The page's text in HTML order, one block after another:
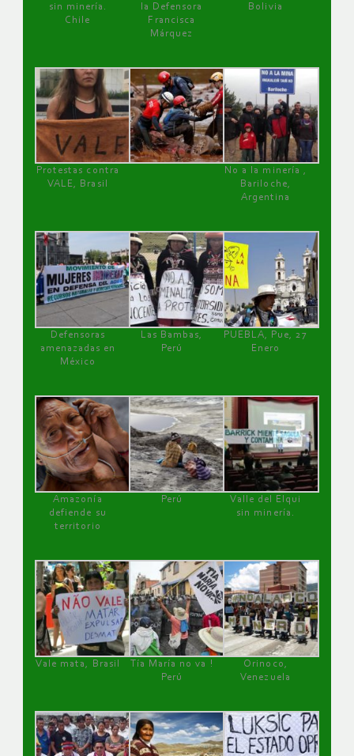
sin minería.
Chile
la Defensora
Francisca
Márquez
Bolivia
Protestas contra
VALE, Brasil
No a la minería ,
Bariloche,
Argentina
Defensoras
amenazadas en
México
Las Bambas,
Perú
PUEBLA, Pue, 27
Enero
Amazonía
defiende su
territorio
Perú
Valle del Elqui
sin minería.
Vale mata, Brasil
Tía María no va !
Perú
Orinoco,
Venezuela